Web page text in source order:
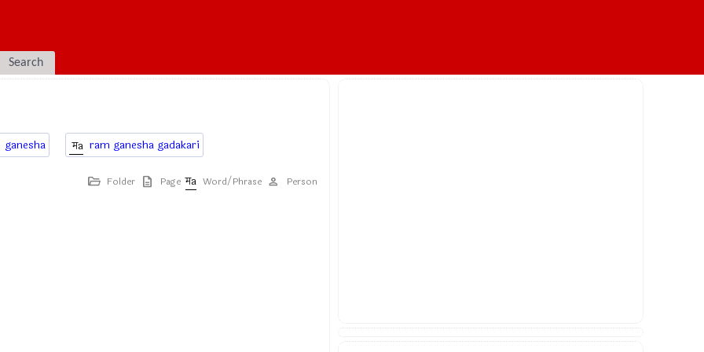
Search
ganesha ram ganesha gadakari
Folder Page Word/Phrase Person